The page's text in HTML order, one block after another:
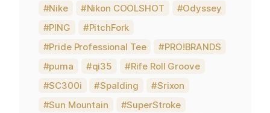
Nike
Nikon COOLSHOT
Odyssey
PING
PitchFork
Pride Professional Tee
PRO!BRANDS
puma
qi35
Rife Roll Groove
SC300i
Spalding
Srixon
Sun Mountain
SuperStroke